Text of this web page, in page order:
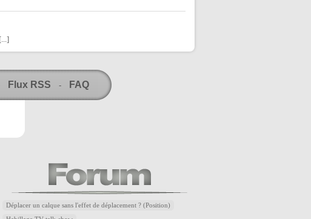
Flux RSS - FAQ
Déplacer un calque sans l'effet de déplacement ? (Position)